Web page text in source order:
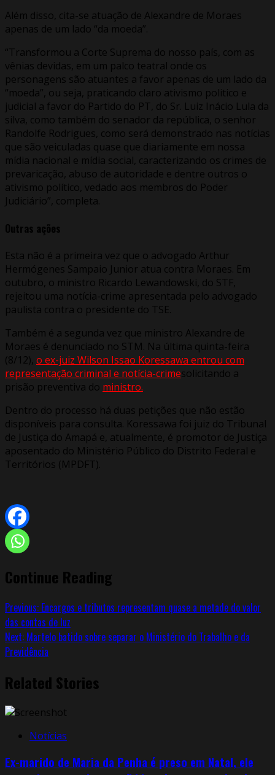
Além disso, cita-se atuação de Alexandre de Moraes
apenas de um lado “da moeda”.
“Transformou a Corte Suprema do nosso país, com as
vênias devidas, em um palco teatral onde os
personagens são atuantes a favor apenas de um lado da
“moeda”, ou seja, praticando claro ativismo politico e
judicial a favor do Partido do PT, do Sr. Luiz Inácio Lula da
silva, como também do senador da república, o senhor
Randolfe Rodrigues, como será demonstrado nas notícias
que são veiculadas quase que diariamente em nossa
mídia nacional e mídia social, caracterizando os crimes de
prevaricação, abuso de autoridade e dentre outros o
ativismo político, vedado aos membros do Poder
Judiciário”, completa.
Outras ações
Esta não é a primeira vez que o advogado Arthur
Hermógenes Sampaio Junior atua contra Moraes. Em
outubro, o ministro Ricardo Lewandowski, do STF,
rejeitou uma notícia-crime apresentada pelo advogado
paulista contra o presidente do TSE.
Também é a segunda vez que ministro Alexandre de
Moraes é denunciado no STM. Na última quinta-feira
(8/12), o ex-juiz Wilson Issao Koressawa entrou com
representação criminal e notícia-crimesolicitando a
prisão preventiva do ministro.
Dentro do processo há duas petições que não estão
disponíveis para consulta. Koressawa foi juiz do Tribunal
de Justiça do Amapá e, atualmente, é promotor de Justiça
aposentado do Ministério Público do Distrito Federal e
Territórios (MPDFT).
Continue Reading
Previous: Encargos e tributos representam quase a metade do valor
das contas de luz
Next: Martelo batido sobre separar o Ministério do Trabalho e da
Previdência
Related Stories
Notícias
Ex-marido de Maria da Penha é preso em Natal, ele